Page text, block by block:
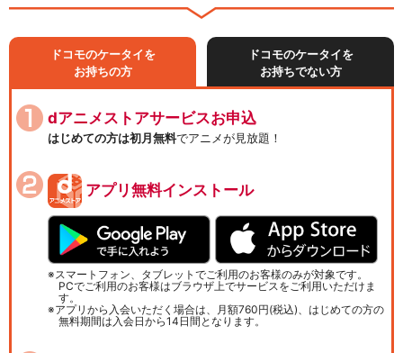
ドコモのケータイを
お持ちの方
ドコモのケータイを
お持ちでない方
dアニメストアサービスお申込
はじめての方は初月無料でアニメが見放題！
アプリ無料インストール
スマートフォン、タブレットでご利用のお客様のみが対象です。
PCでご利用のお客様はブラウザ上でサービスをご利用いただけま
す。
アプリから入会いただく場合は、月額760円(税込)、はじめての方の
無料期間は入会日から14日間となります。